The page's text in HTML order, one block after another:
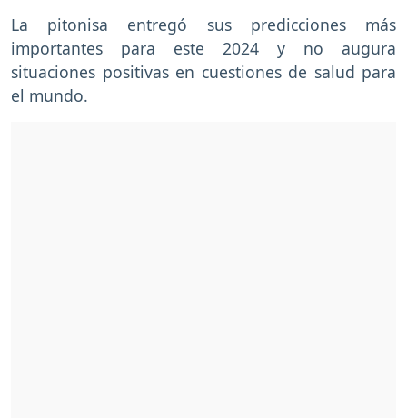
La pitonisa entregó sus predicciones más
importantes para este 2024 y no augura
situaciones positivas en cuestiones de salud para
el mundo.